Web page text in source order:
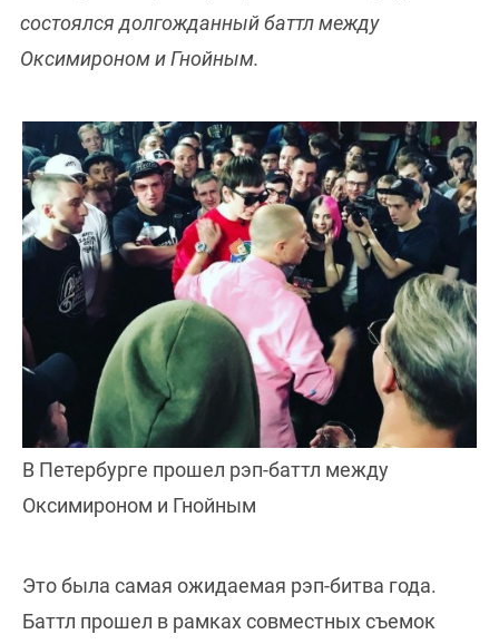
состоялся долгожданный баттл между
Оксимироном и Гнойным.
В Петербурге прошел рэп-баттл между
Оксимироном и Гнойным
Это была самая ожидаемая рэп-битва года.
Баттл прошел в рамках совместных съемок